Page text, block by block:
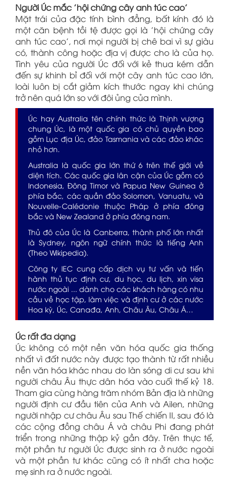
Người Úc mắc 'hội chứng cây anh túc cao'
Mặt trái của đặc tính bình đẳng, bất kính đó là
một căn bệnh tồi tệ được gọi là 'hội chứng cây
anh túc cao', nơi mọi người bị chê bai vì sự giàu
có, thành công hoặc địa vị được cho là của họ.
Tình yêu của người Úc đối với kẻ thua kém dẫn
đến sự khinh bỉ đối với một cây anh túc cao lớn,
loài luôn bị cắt giảm kích thước ngay khi chúng
trở nên quá lớn so với đôi ủng của mình.
Úc hay Australia tên chính thức là Thịnh vượng
chung Úc, là một quốc gia có chủ quyền bao
gồm Lục địa Úc, đảo Tasmania và các đảo khác
nhỏ hơn.
Australia là quốc gia lớn thứ 6 trên thế giới về
diện tích. Các quốc gia lân cận của Úc gồm có
Indonesia, Đông Timor và Papua New Guinea ở
phía bắc, các quần đảo Solomon, Vanuatu, và
Nouvelle-Calédonie thuộc Pháp ở phía đông
bắc và New Zealand ở phía đông nam.
Thủ đô của Úc là Canberra, thành phố lớn nhất
là Sydney, ngôn ngữ chính thức là tiếng Anh
(Theo Wikipedia).
Công ty IEC cung cấp dịch vụ tư vấn và tiến
hành thủ tục định cư, du học, du lịch, xin visa
nước ngoài ... dành cho các khách hàng có nhu
cầu về học tập, làm việc và định cư ở các nước
Hoa kỳ, Úc , Canađa, Anh, Châu Âu, Châu Á…
Úc rất đa dạng
Úc không có một nền văn hóa quốc gia thống
nhất vì đất nước này được tạo thành từ rất nhiều
nền văn hóa khác nhau do làn sóng di cư sau khi
người châu Âu thực dân hóa vào cuối thế kỷ 18.
Tham gia cùng hàng trăm nhóm Bản địa là những
người định cư đầu tiên của Anh và Ailen, những
người nhập cư châu Âu sau Thế chiến II, sau đó là
các cộng đồng châu Á và châu Phi đang phát
triển trong những thập kỷ gần đây. Trên thực tế,
một phần tư người Úc được sinh ra ở nước ngoài
và một phần tư khác cũng có ít nhất cha hoặc
mẹ sinh ra ở nước ngoài.